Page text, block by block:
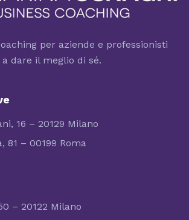
per aziende e professionisti
dare il meglio di sé.
16 – 20129 Milano
81 – 00199 Roma
– 20122 Milano